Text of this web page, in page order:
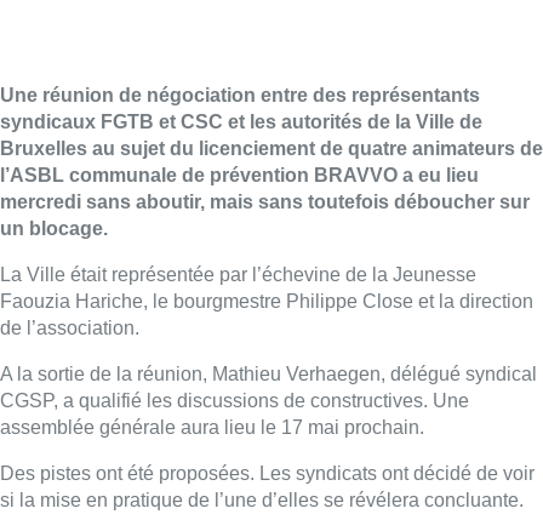
Une réunion de négociation entre des représentants
syndicaux FGTB et CSC et les autorités de la Ville de
Bruxelles au sujet du licenciement de quatre animateurs de
l’ASBL communale de prévention BRAVVO a eu lieu
mercredi sans aboutir, mais sans toutefois déboucher sur
un blocage.
La Ville était représentée par l’échevine de la Jeunesse
Faouzia Hariche, le bourgmestre Philippe Close et la direction
de l’association.
A la sortie de la réunion, Mathieu Verhaegen, délégué syndical
CGSP, a qualifié les discussions de constructives. Une
assemblée générale aura lieu le 17 mai prochain.
Des pistes ont été proposées. Les syndicats ont décidé de voir
si la mise en pratique de l’une d’elles se révélera concluante.